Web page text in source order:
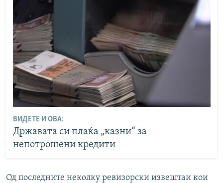
ВИДЕТЕ И ОВА:
Државата си плаќа „казни“ за
непотрошени кредити
Од последните неколку ревизорски извештаи кои